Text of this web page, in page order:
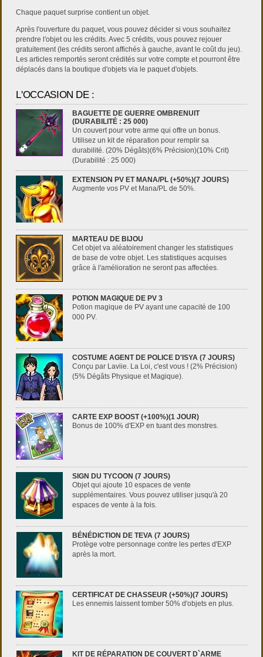
Chaque paquet surprise contient un objet.
Après l'ouverture du paquet, vous pouvez décider si vous souhaitez
prendre l'objet ou les crédits. Avec 5 crédits, vous pouvez rejouer
gratuitement (les crédits seront affichés à gauche, avant le coût du jeu).
Les articles remportés seront crédités sur votre compte et pourront être
déplacés dans la boutique d'objets via le paquet d'objets.
L'OCCASION DE :
BAGUETTE DE GUERRE OMBRENUIT
(DURABILITÉ : 25 000)
Un couvert pour votre arme qui offre un bonus.
Utilisez un kit de réparation pour remplir sa
durabilité. (20% Dégâts)(6% Précision)(10% Crit)
(Durabilité : 25 000)
EXTENSION PV ET MANA/PL (+50%)(7 JOURS)
Augmente vos PV et Mana/PL de 50%.
MARTEAU DE BIJOU
Cet objet va aléatoirement changer les statistiques
de base de votre objet. Les statistiques acquises
grâce à l'amélioration ne seront pas affectées.
POTION MAGIQUE DE PV 3
Potion magique de PV ayant une capacité de 100
000 PV.
COSTUME AGENT DE POLICE D'ISYA (7 JOURS)
Conçu par Laviie. La Loi, c'est vous ! (2% Précision)
(5% Dégâts Physique et Magique).
CARTE EXP BOOST (+100%)(1 JOUR)
Bonus de 100% d'EXP en tuant des monstres.
SIGN DU TYCOON (7 JOURS)
Objet qui ajoute 10 espaces de vente
supplémentaires. Vous pouvez utiliser jusqu'à 20
espaces de vente à la fois.
BÉNÉDICTION DE TEVA (7 JOURS)
Protège votre personnage contre les pertes d'EXP
après la mort.
CERTIFICAT DE CHASSEUR (+50%)(7 JOURS)
Les ennemis laissent tomber 50% d'objets en plus.
KIT DE RÉPARATION DE COUVERT D`ARME